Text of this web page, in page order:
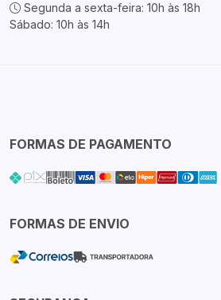
Segunda a sexta-feira: 10h às 18h
Sábado: 10h às 14h
FORMAS DE PAGAMENTO
FORMAS DE ENVIO